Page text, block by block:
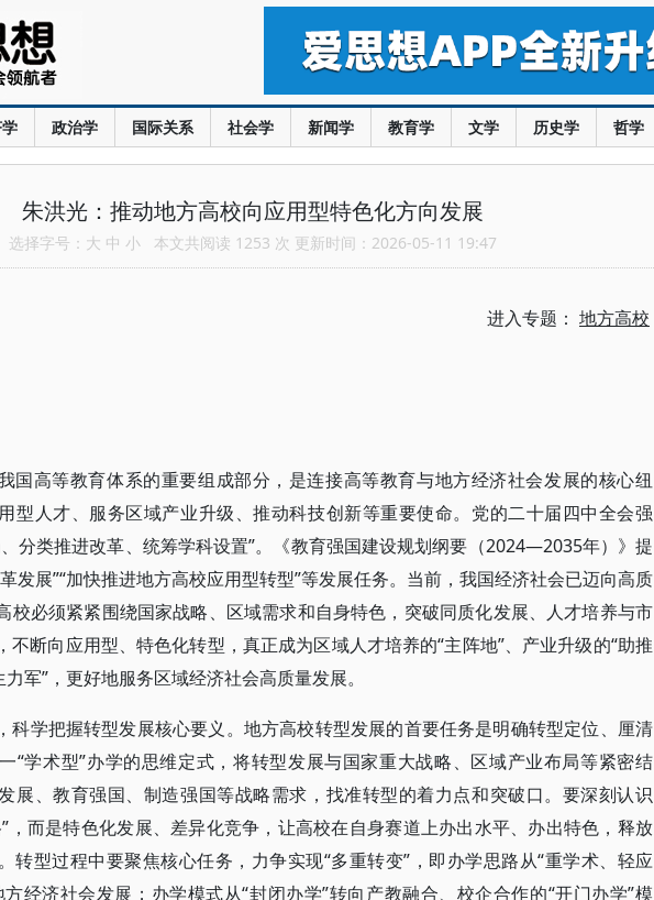
政治学 国际关系 社会学 新闻学 教育学 文学 历史学 哲学
朱洪光：推动地方高校向应用型特色化方向发展
选择字号： 大 中 小 本文共阅读 1253 次 更新时间：2026-05-11 19:47
进入专题： 地方高校
国高等教育体系的重要组成部分，是连接高等教育与地方经济社会发展的核心纽
型人才、服务区域产业升级、推动科技创新等重要使命。党的二十届四中全会强
分类推进改革、统筹学科设置”。《教育强国建设规划纲要（2024—2035年）》提
发展”“加快推进地方高校应用型转型”等发展任务。当前，我国经济社会已迈向高质
校必须紧紧围绕国家战略、区域需求和自身特色，突破同质化发展、人才培养与市
不断向应用型、特色化转型，真正成为区域人才培养的“主阵地”、产业升级的“助推
军”，更好地服务区域经济社会高质量发展。
科学把握转型发展核心要义。地方高校转型发展的首要任务是明确转型定位、厘清
“学术型”办学的思维定式，将转型发展与国家重大战略、区域产业布局等紧密结
展、教育强国、制造强国等战略需求，找准转型的着力点和突破口。要深刻认识
，而是特色化发展、差异化竞争，让高校在自身赛道上办出水平、办出特色，释放
转型过程中要聚焦核心任务，力争实现“多重转变”，即办学思路从“重学术、轻应
经济社会发展；办学模式从“封闭办学”转向产教融合、校企合作的“开门办学”模